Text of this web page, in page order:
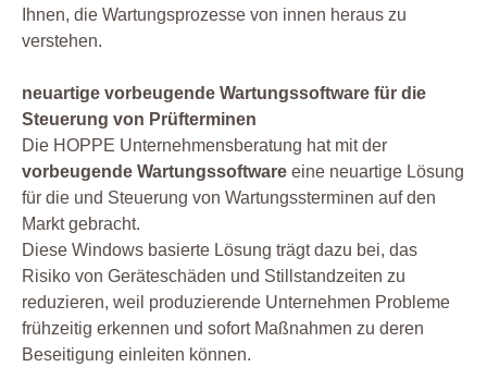
Ihnen, die Wartungsprozesse von innen heraus zu
verstehen.
neuartige vorbeugende Wartungssoftware für die
Steuerung von Prüfterminen
Die HOPPE Unternehmensberatung hat mit der
vorbeugende Wartungssoftware eine neuartige Lösung
für die und Steuerung von Wartungssterminen auf den
Markt gebracht.
Diese Windows basierte Lösung trägt dazu bei, das
Risiko von Geräteschäden und Stillstandzeiten zu
reduzieren, weil produzierende Unternehmen Probleme
frühzeitig erkennen und sofort Maßnahmen zu deren
Beseitigung einleiten können.